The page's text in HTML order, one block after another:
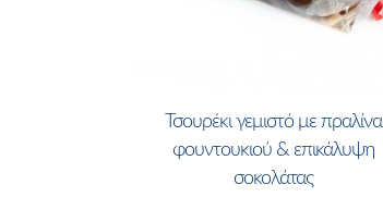
Τσουρέκι γεμιστό με πραλίνα
φουντουκιού & επικάλυψη
σοκολάτας